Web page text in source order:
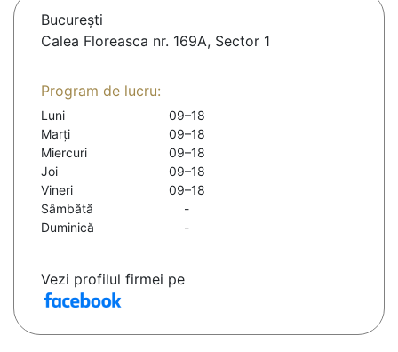
Bucureşti
Calea Floreasca nr. 169A, Sector 1
Program de lucru:
Luni
09–18
Marți
09–18
Miercuri
09–18
Joi
09–18
Vineri
09–18
Sâmbătă
-
Duminică
-
Vezi profilul firmei pe